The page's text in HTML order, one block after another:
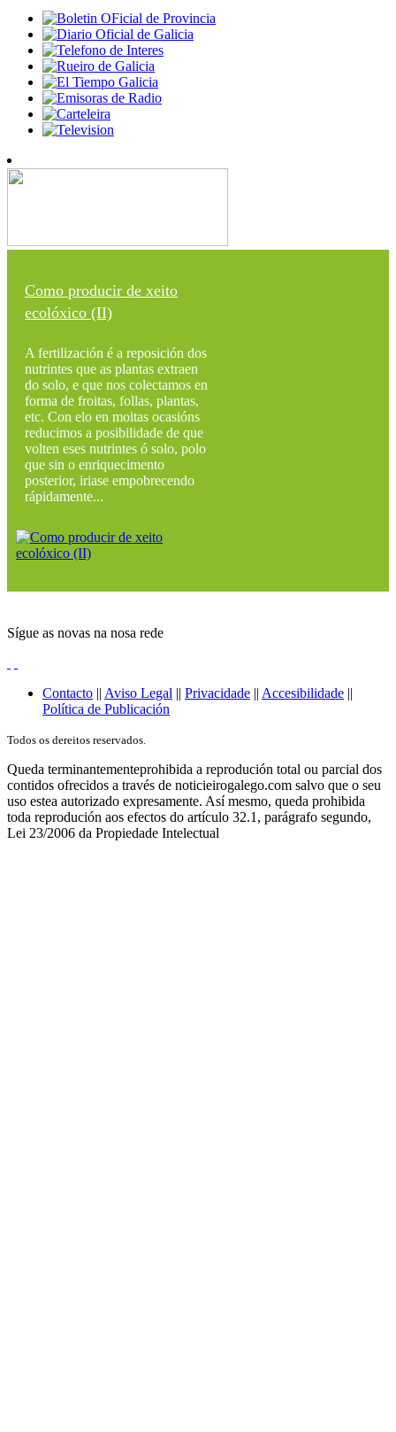
Como producir de xeito
ecolóxico (II)
A fertilización é a reposición dos
nutrintes que as plantas extraen
do solo, e que nos colectamos en
forma de froitas, follas, plantas,
etc. Con elo en moitas ocasións
reducimos a posibilidade de que
volten eses nutrintes ó solo, polo
que sin o enriquecimento
posterior, iriase empobrecendo
rápidamente...
Sígue as novas na nosa rede
Contacto || Aviso Legal || Privacidade || Accesibilidade ||
Política de Publicación
Todos os dereitos reservados.
Queda terminantementeprohibida a reprodución total ou parcial dos
contidos ofrecidos a través de noticieirogalego.com salvo que o seu
uso estea autorizado expresamente. Así mesmo, queda prohibida
toda reprodución aos efectos do artículo 32.1, parágrafo segundo,
Lei 23/2006 da Propiedade Intelectual